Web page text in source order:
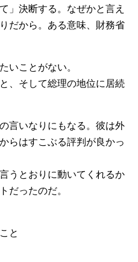
」決断する。なぜかと言え
だから。ある意味、財務省
いことがない。
、そして総理の地位に居続
言いなりにもなる。彼は外
らはすこぶる評判が良かっ
うとおりに動いてくれるか
だったのだ。
と